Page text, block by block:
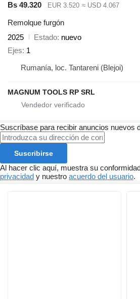
Bs 49.320
EUR 3.520 ≈ USD 4.067
Remolque furgón
2025
Estado nuevo
Ejes 1
Rumanía, loc. Tantareni (Blejoi)
MAGNUM TOOLS RP SRL
Suscríbase para recibir anuncios nuevos
Suscribirse
Al hacer clic aquí, muestra su
privacidad y nuestro acuerdo del usuario.